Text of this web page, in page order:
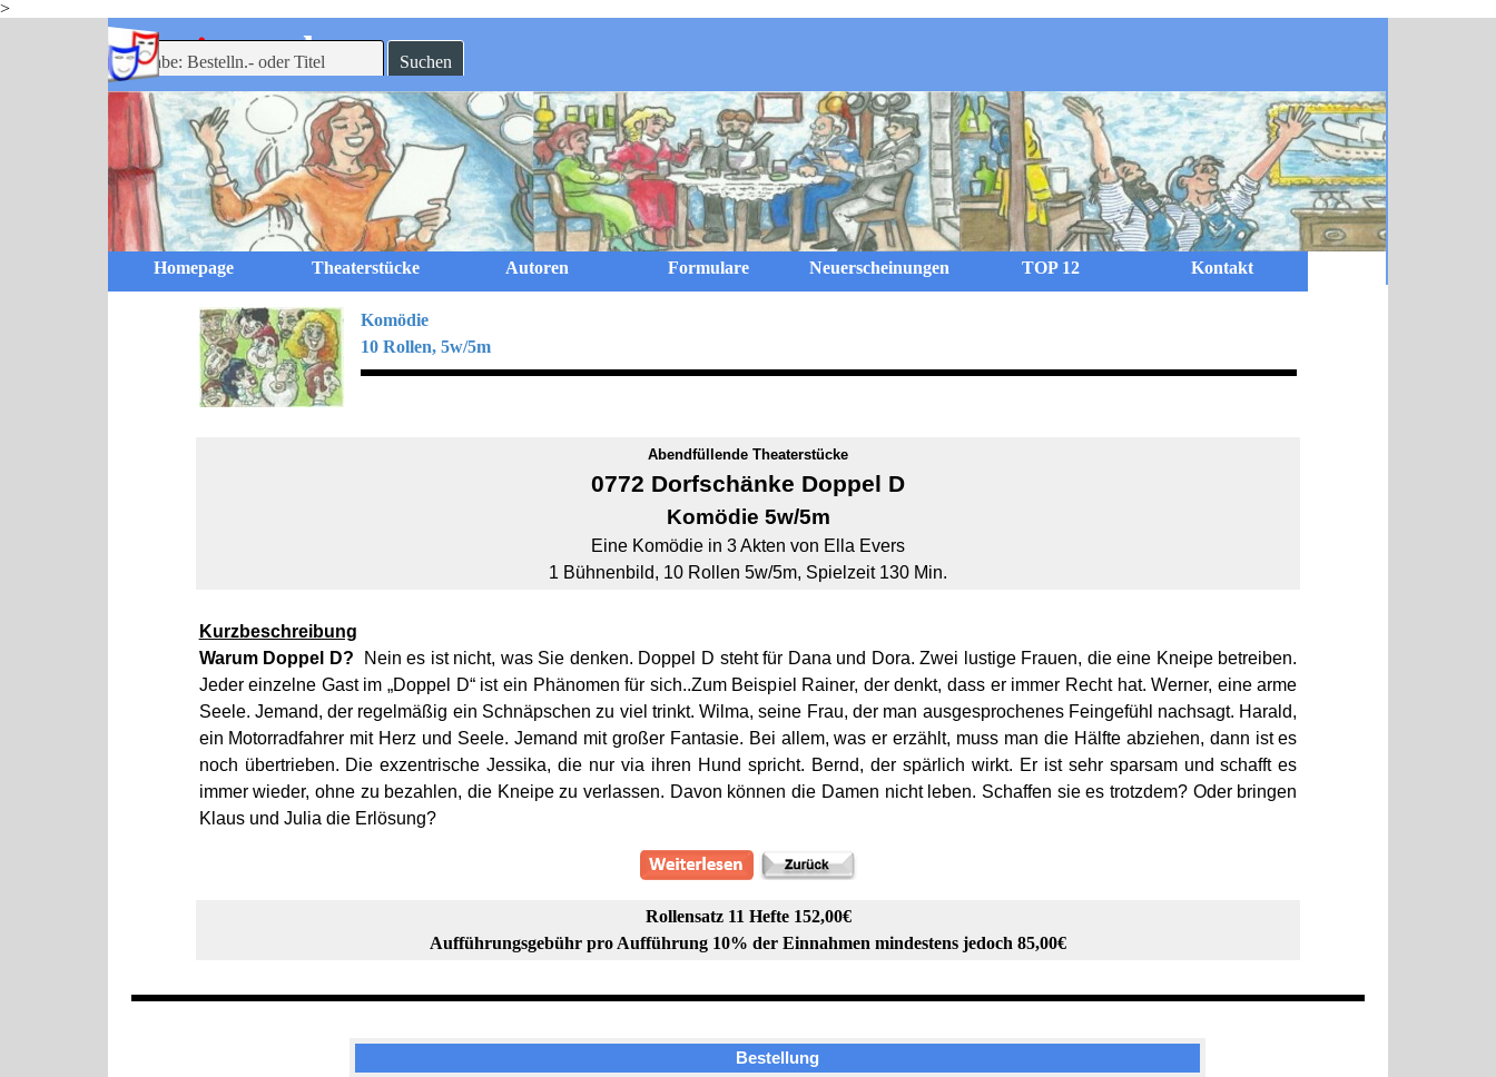
>
Direkt zum Seiteninhalt
-theaterverlag
mein Suchen
Menü überspringen
Homepage Theaterstücke Autoren Formulare Neuerscheinungen TOP 12 Kontakt
Komödie
10 Rollen, 5w/5m
Abendfüllende Theaterstücke
0772 Dorfschänke Doppel D
Komödie 5w/5m
Eine Komödie in 3 Akten von Ella Evers
1 Bühnenbild, 10 Rollen 5w/5m, Spielzeit 130 Min.
Kurzbeschreibung
Warum Doppel D?
Nein es ist nicht, was Sie denken. Doppel D steht für Dana und Dora. Zwei lustige Frauen, die eine Kneipe betreiben.
Jeder einzelne Gast im „Doppel D“ ist ein Phänomen für sich..Zum Beispiel Rainer, der denkt, dass er immer Recht hat. Werner, eine arme
Seele. Jemand, der regelmäßig ein Schnäpschen zu viel trinkt. Wilma, seine Frau, der man ausgesprochenes Feingefühl nachsagt. Harald,
ein Motorradfahrer mit Herz und Seele. Jemand mit großer Fantasie. Bei allem, was er erzählt, muss man die Hälfte abziehen, dann ist es
noch übertrieben. Die exzentrische Jessika, die nur via ihren Hund spricht. Bernd, der spärlich wirkt. Er ist sehr sparsam und schafft es
immer wieder, ohne zu bezahlen, die Kneipe zu verlassen. Davon können die Damen nicht leben. Schaffen sie es trotzdem? Oder bringen
Klaus und Julia die Erlösung?
Rollensatz 11 Hefte 152,00€
Aufführungsgebühr pro Aufführung 10% der Einnahmen mindestens jedoch 85,00€
Bestellung